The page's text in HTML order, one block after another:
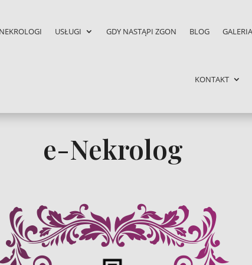
NEKROLOGI USŁUGI GDY NASTĄPI ZGON BLOG GALERIA
KONTAKT
e-Nekrolog